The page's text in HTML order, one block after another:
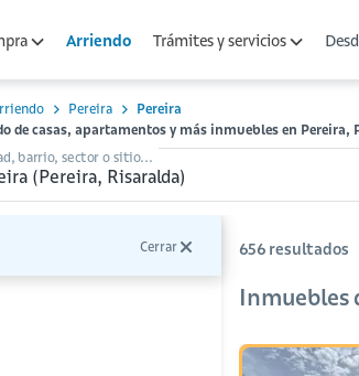
Arriendo Trámites y servicios
Pereira
Pereira
de casas, apartamentos y más inmuebles en Pereira,
barrio, sector o sitio...
Cerrar 656 resultados
Inmuebles